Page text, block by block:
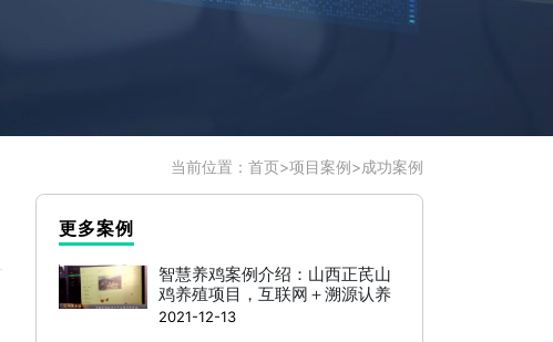
当前位置： 首页>项目案例>成功案例
更多案例
智慧养鸡案例介绍：山西正芪山
鸡养殖项目，互联网＋溯源认养
2021-12-13